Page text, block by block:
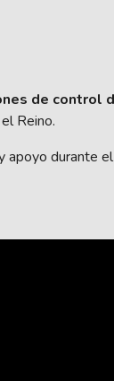
de control
Reino.
apoyo durante